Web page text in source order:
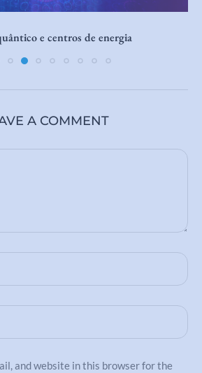
Consciência de Hawkins
A COMMENT
and website in this browser for the